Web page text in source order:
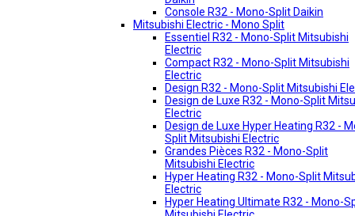
Console R32 - Mono-Split Daikin
Mitsubishi Electric - Mono Split
Essentiel R32 - Mono-Split Mitsubishi
Electric
Compact R32 - Mono-Split Mitsubishi
Electric
Design R32 - Mono-Split Mitsubishi
Design de Luxe R32 - Mono-Split
Electric
Design de Luxe Hyper Heating R32 -
Split Mitsubishi Electric
Grandes Pièces R32 - Mono-Split
Mitsubishi Electric
Hyper Heating R32 - Mono-Split
Electric
Hyper Heating Ultimate R32 - Mono-